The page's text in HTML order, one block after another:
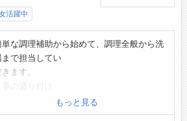
活躍中
な調理補助から始めて、調理全般から洗
まで担当してい
ます。
き物、揚げ物等の簡単な調理
器洗い、消毒等
もっと見る